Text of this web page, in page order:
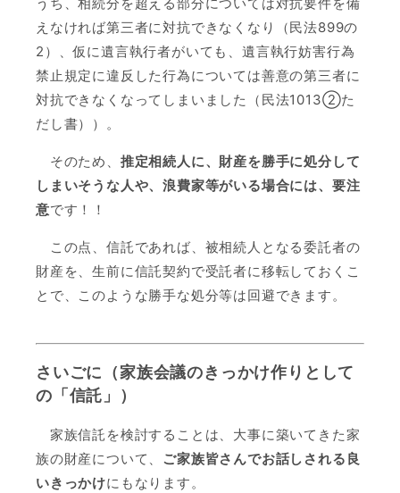
えなければ第三者に対抗できなくなり（民法899の
2）、仮に遺言執行者がいても、遺言執行妨害行為
禁止規定に違反した行為については善意の第三者に
対抗できなくなってしまいました（民法1013②た
だし書））。
そのため、 推定相続人に、財産を勝手に処分して
しまいそうな人や、浪費家等がいる場合には、要注
意です！！
この点、信託であれば、被相続人となる委託者の
財産を、生前に信託契約で受託者に移転しておくこ
とで、このような勝手な処分等は回避できます。
さいごに（家族会議のきっかけ作りとして
の「信託」）
家族信託を検討することは、大事に築いてきた家
族の財産について、 ご家族皆さんでお話しされる良
いきっかけにもなります。